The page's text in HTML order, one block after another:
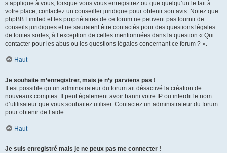
s’applique à vous, lorsque vous vous enregistrez ou que quelqu’un le fait à
votre place, contactez un conseiller juridique pour obtenir son avis. Notez que
phpBB Limited et les propriétaires de ce forum ne peuvent pas fournir de
conseils juridiques et ne sauraient être contactés pour des questions légales
de toutes sortes, à l’exception de celles mentionnées dans la question « Qui
contacter pour les abus ou les questions légales concernant ce forum ? ».
Haut
Je souhaite m’enregistrer, mais je n’y parviens pas !
Il est possible qu’un administrateur du forum ait désactivé la création de
nouveaux comptes. Il peut également avoir banni votre IP ou interdit le nom
d’utilisateur que vous souhaitez utiliser. Contactez un administrateur du forum
pour obtenir de l’aide.
Haut
Je suis enregistré mais je ne peux pas me connecter !